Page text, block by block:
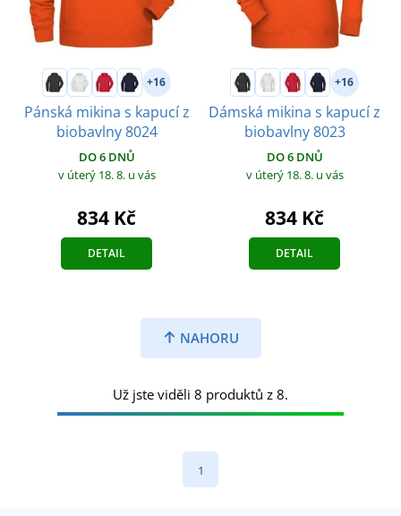
+16
Pánská mikina s kapucí z
biobavlny 8024
DO 6 DNŮ
v úterý 18. 8. u vás
834 Kč
DETAIL
+16
Dámská mikina s kapucí z
biobavlny 8023
DO 6 DNŮ
v úterý 18. 8. u vás
834 Kč
DETAIL
NAHORU
Už jste viděli 8 produktů z 8.
1